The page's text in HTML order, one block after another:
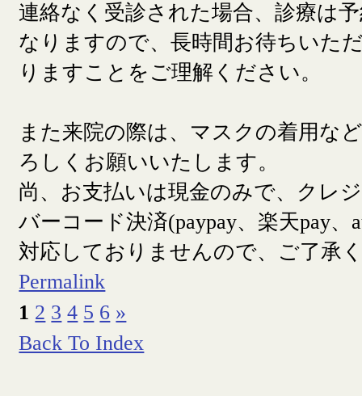
連絡なく受診された場合、診療は
なりますので、長時間お待ちいた
りますことをご理解ください。
また来院の際は、マスクの着用な
ろしくお願いいたします。
尚、お支払いは現金のみで、クレ
バーコード決済(paypay、楽天pay、
対応しておりませんので、ご了承
Permalink
1 2 3 4 5 6 »
Back To Index